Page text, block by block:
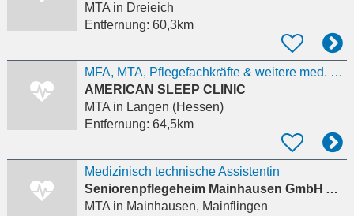
MTAin Dreieich
Entfernung: 60,3km
MFA, MTA, Pflegefachkräfte & weitere med. Berufsqualifikationen– Englisch erforderlich
AMERICAN SLEEP CLINIC
MTAin Langen (Hessen)
Entfernung: 64,5km
Medizinisch technische Assistentin
Seniorenpflegeheim Mainhausen GmbH Aureliushof
MTAin Mainhausen, Mainflingen